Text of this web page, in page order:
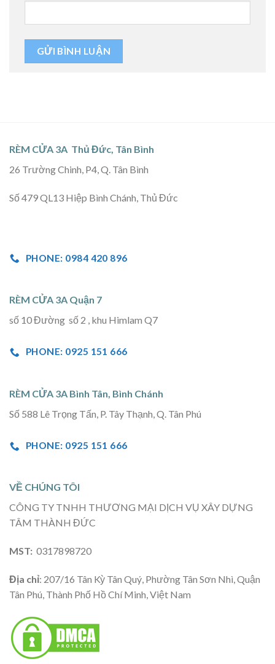
RÈM CỬA 3A Thủ Đức, Tân Bình
26 Trường Chinh, P4, Q. Tân Bình
Số 479 QL13 Hiệp Bình Chánh, Thủ Đức
PHONE: 0984 420 896
RÈM CỬA 3A Quận 7
số 10 Đường số 2 , khu Himlam Q7
PHONE: 0925 151 666
RÈM CỬA 3A Bình Tân, Bình Chánh
Số 588 Lê Trọng Tấn, P. Tây Thạnh, Q. Tân Phú
PHONE: 0925 151 666
VỀ CHÚNG TÔI
CÔNG TY TNHH THƯƠNG MẠI DỊCH VỤ XÂY DỰNG
TÂM THÀNH ĐỨC
MST: 0317898720
Địa chỉ: 207/16 Tân Kỳ Tân Quý, Phường Tân Sơn Nhì, Quận
Tân Phú, Thành Phố Hồ Chí Minh, Việt Nam